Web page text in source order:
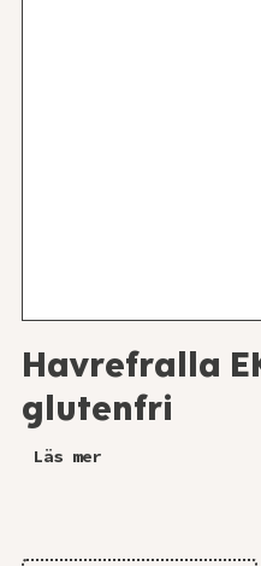
Havrefralla
glutenfri
Läs mer